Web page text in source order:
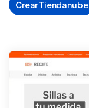
Crear Tiendanube